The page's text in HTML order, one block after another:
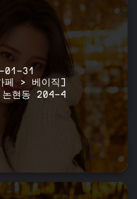
01-31
> 베이직]
현동 204-4